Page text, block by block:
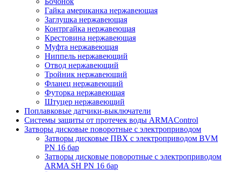
Гайка американка нержавеющая
Заглушка нержавеющая
Контргайка нержавеющая
Крестовина нержавеющая
Муфта нержавеющая
Ниппель нержавеющий
Отвод нержавеющий
Тройник нержавеющий
Фланец нержавеющий
Футорка нержавеющая
Штуцер нержавеющий
Поплавковые датчики-выключатели
Системы защиты от протечек воды ARMAControl
Затворы дисковые поворотные с электроприводом
Затворы дисковые ПВХ с электроприводом BVM
PN 16 бар
Затворы дисковые поворотные с электроприводом
ARMA SH PN 16 бар